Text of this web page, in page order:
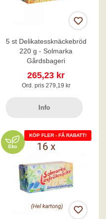
5 st Delikatessknäckebröd
220 g - Solmarka
Gårdsbageri
265,23 kr
Ord. pris 279,19 kr
Info
KÖP FLER - FÅ RABATT!